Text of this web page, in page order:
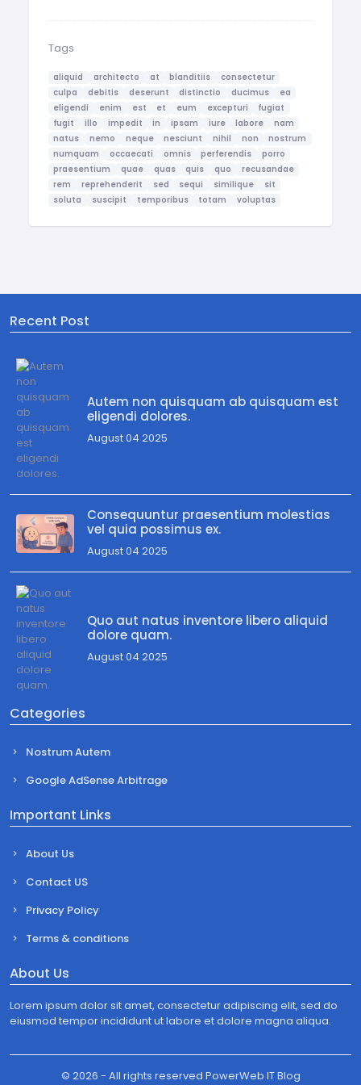
Tags
aliquid architecto at blanditiis
consectetur
culpa
debitis deserunt distinctio ducimus
ea
eligendi
enim est et eum excepturi
fugiat
fugit
illo impedit in ipsam iure labore
nam
natus
nemo neque nesciunt nihil non
nostrum
numquam
occaecati omnis perferendis
porro
praesentium
quae quas quis quo
recusandae
rem
reprehenderit sed sequi similique
sit
soluta
suscipit temporibus totam voluptas
Recent Post
Autem non quisquam ab quisquam est
eligendi dolores.
August 04 2025
Consequuntur praesentium molestias
vel quia possimus ex.
August 04 2025
Quo aut natus inventore libero aliquid
dolore quam.
August 04 2025
Categories
Nostrum Autem
Google AdSense Arbitrage
Important Links
About Us
Contact US
Privacy Policy
Terms & conditions
About Us
Lorem ipsum dolor sit amet, consectetur adipiscing elit, sed do
eiusmod tempor incididunt ut labore et dolore magna aliqua.
© 2026 - All rights reserved PowerWeb IT Blog